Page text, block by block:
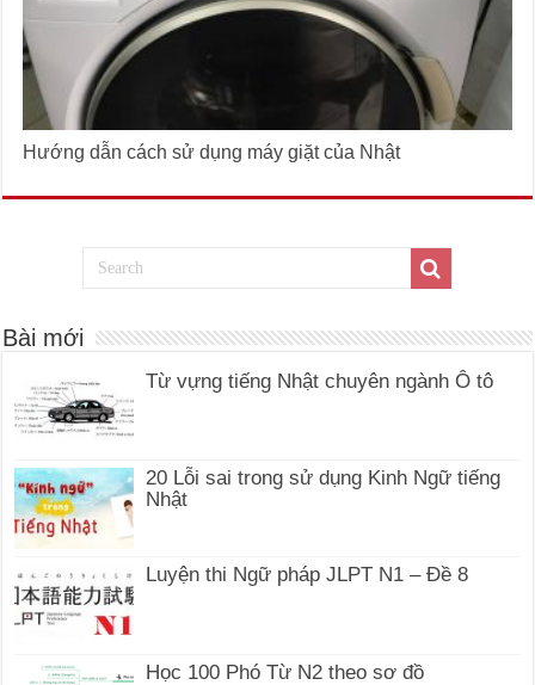
Hướng dẫn cách sử dụng máy giặt của Nhật
Bài mới
Từ vựng tiếng Nhật chuyên ngành Ô tô
20 Lỗi sai trong sử dụng Kinh Ngữ tiếng
Nhật
Luyện thi Ngữ pháp JLPT N1 – Đề 8
Học 100 Phó Từ N2 theo sơ đồ